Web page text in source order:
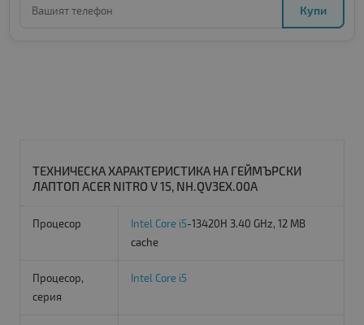
Купи
ТЕХНИЧЕСКА ХАРАКТЕРИСТИКА НА ГЕЙМЪРСКИ
ЛАПТОП ACER NITRO V 15, NH.QV3EX.00A
Процесор Intel Core i5-13420H 3.40 GHz, 12 MB
cache
Процесор,
серия
Intel Core i5